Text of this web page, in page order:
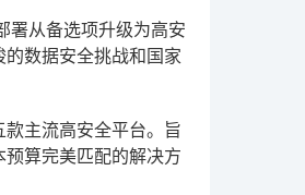
署从备选项升级为高安
的数据安全挑战和国家
主流高安全平台。旨
算完美匹配的解决方